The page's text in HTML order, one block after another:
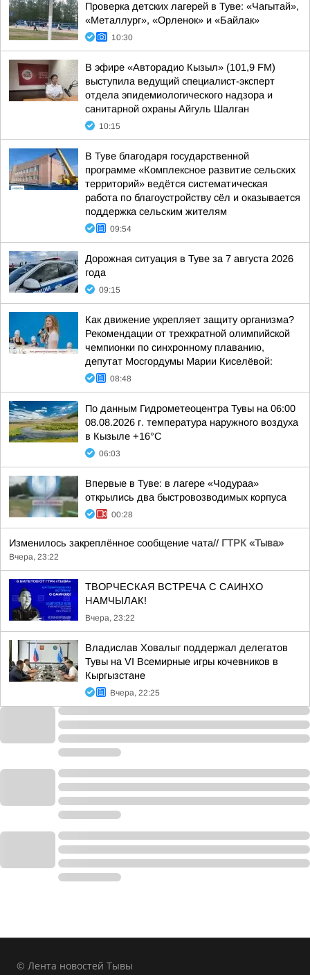
Проверка детских лагерей в Туве: «Чагытай»,
«Металлург», «Орленок» и «Байлак»
10:30
В эфире «Авторадио Кызыл» (101,9 FM)
выступила ведущий специалист-эксперт
отдела эпидемиологического надзора и
санитарной охраны Айгуль Шалган
10:15
В Туве благодаря государственной
программе «Комплексное развитие сельских
территорий» ведётся систематическая
работа по благоустройству сёл и оказывается
поддержка сельским жителям
09:54
Дорожная ситуация в Туве за 7 августа 2026
года
09:15
Как движение укрепляет защиту организма?
Рекомендации от трехкратной олимпийской
чемпионки по синхронному плаванию,
депутат Мосгордумы Марии Киселёвой:
08:48
По данным Гидрометеоцентра Тувы на 06:00
08.08.2026 г. температура наружного воздуха
в Кызыле +16°С
06:03
Впервые в Туве: в лагере «Чодураа»
открылись два быстровозводимых корпуса
00:28
Изменилось закреплённое сообщение чата// ГТРК «Тыва»
Вчера, 23:22
ТВОРЧЕСКАЯ ВСТРЕЧА С САИНХО
НАМЧЫЛАК!
Вчера, 23:22
Владислав Ховалыг поддержал делегатов
Тувы на VI Всемирные игры кочевников в
Кыргызстане
Вчера, 22:25
© Лента новостей Тывы